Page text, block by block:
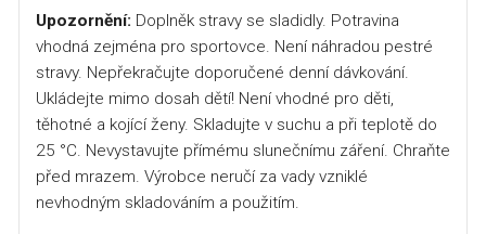
Upozornění: Doplněk stravy se sladidly. Potravina
vhodná zejména pro sportovce. Není náhradou pestré
stravy. Nepřekračujte doporučené denní dávkování.
Ukládejte mimo dosah dětí! Není vhodné pro děti,
těhotné a kojící ženy. Skladujte v suchu a při teplotě do
25 °C. Nevystavujte přímému slunečnímu záření. Chraňte
před mrazem. Výrobce neručí za vady vzniklé
nevhodným skladováním a použitím.